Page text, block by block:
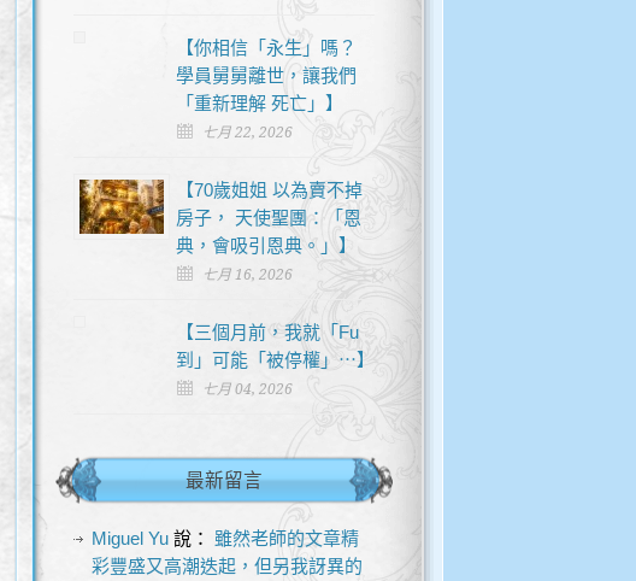
【你相信「永生」嗎？
學員舅舅離世，讓我們
「重新理解 死亡」】
七月 22, 2026
【70歲姐姐 以為賣不掉
房子， 天使聖團：「恩
典，會吸引恩典。」】
七月 16, 2026
【三個月前，我就「Fu
到」可能「被停權」⋯】
七月 04, 2026
最新留言
Miguel Yu說： 雖然老師的文章精
彩豐盛又高潮迭起，但另我訝異的